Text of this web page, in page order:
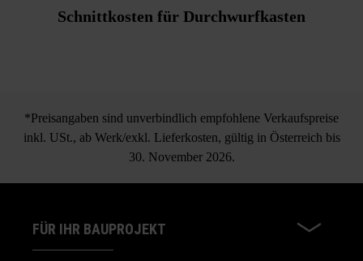
Schnittkosten für Durchwurfkasten
*Preisangaben sind unverbindlich empfohlene Verkaufspreise
inkl. USt., ab Werk/exkl. Lieferkosten, gültig in Österreich bis
30. November 2026.
FÜR IHR BAUPROJEKT